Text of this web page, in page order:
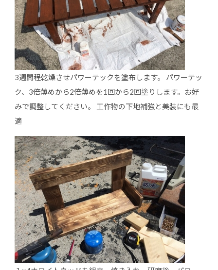
3週間程乾燥させパワーテックを塗布します。 パワーテッ
ク、3倍薄めから2倍薄めを1回から2回塗りします。お好
みで調整してください。 工作物の下地補強と美装にも最
適